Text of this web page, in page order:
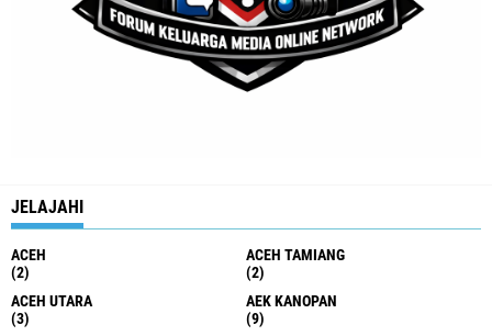
JELAJAHI
ACEH
(2)
ACEH TAMIANG
(2)
ACEH UTARA
(3)
AEK KANOPAN
(9)